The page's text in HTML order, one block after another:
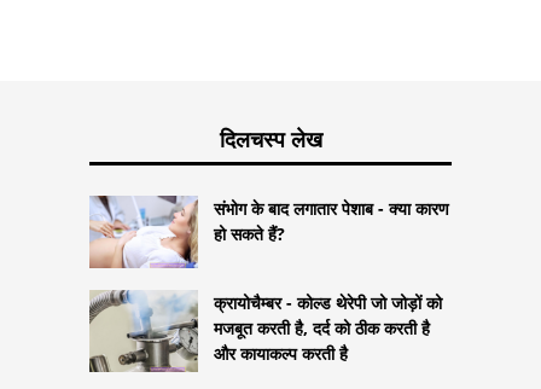
दिलचस्प लेख
संभोग के बाद लगातार पेशाब - क्या कारण
हो सकते हैं?
क्रायोचैम्बर - कोल्ड थेरेपी जो जोड़ों को
मजबूत करती है, दर्द को ठीक करती है
और कायाकल्प करती है